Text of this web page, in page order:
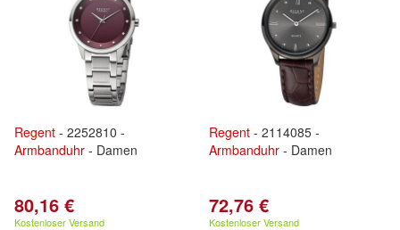
Regent - 2252810 -
Armbanduhr - Damen
80,16 €
Kostenloser Versand
Regent - 2114085 -
Armbanduhr - Damen
72,76 €
Kostenloser Versand